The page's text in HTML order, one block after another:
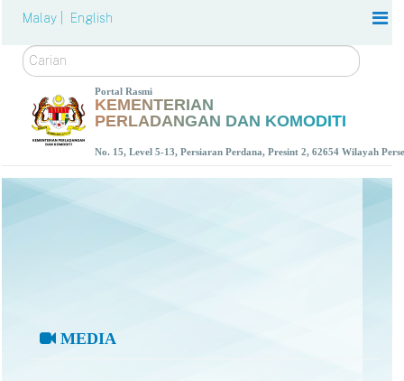
Malay | English
Carian
Portal Rasmi
KEMENTERIAN
PERLADANGAN DAN KOMODITI
No. 15, Level 5-13, Persiaran Perdana, Presint 2, 62654 Wilayah
MEDIA